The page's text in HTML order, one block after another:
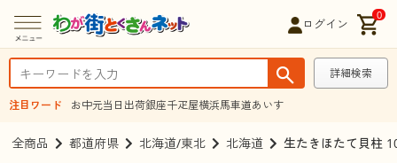
ログイン
0
詳細検索
注目ワード お中元当日出荷銀座千疋屋横浜馬車道あいす
全商品 都道府県 北海道/東北 北海道 生たきほたて貝柱